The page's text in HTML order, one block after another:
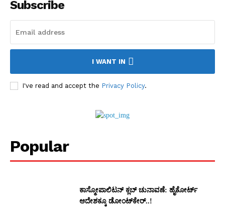
Subscribe
I WANT IN
I've read and accept the Privacy Policy.
Popular
ಕಾಸ್ಮೋಪಾಲಿಟನ್‌ ಕ್ಲಬ್‌ ಚುನಾವಣೆ: ಹೈಕೋರ್ಟ್‌
ಆದೇಶಕ್ಕೂ ಡೋಂಟ್‌ಕೇರ್‌..!